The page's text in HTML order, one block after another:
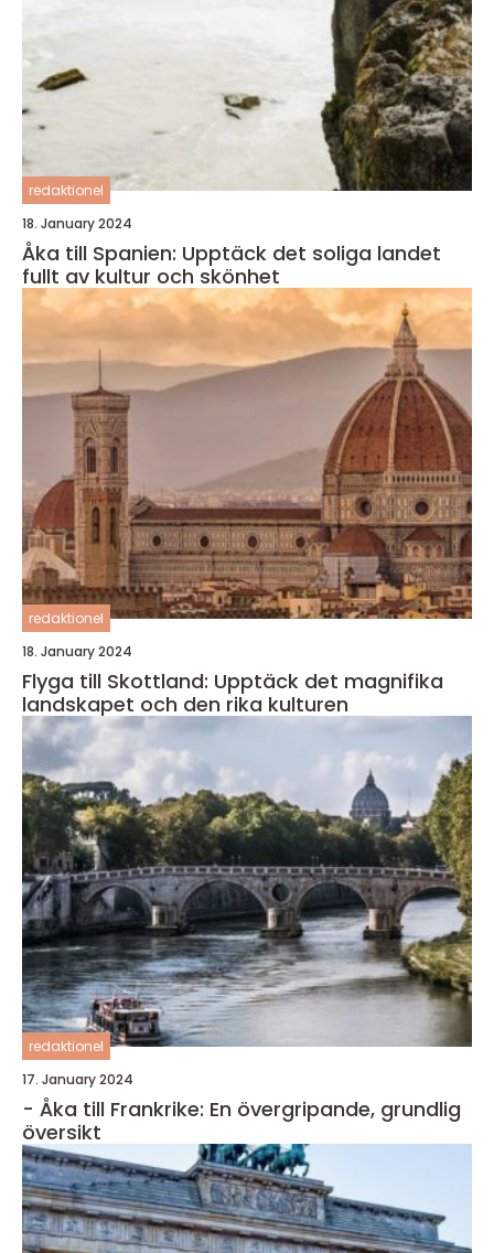
redaktionel
18. January 2024
Åka till Spanien: Upptäck det soliga landet
fullt av kultur och skönhet
redaktionel
18. January 2024
Flyga till Skottland: Upptäck det magnifika
landskapet och den rika kulturen
redaktionel
17. January 2024
- Åka till Frankrike: En övergripande, grundlig
översikt